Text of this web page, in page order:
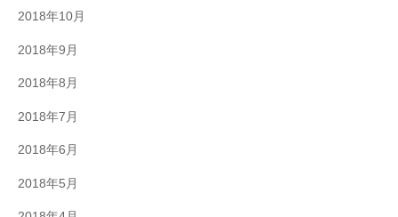
2018年10月
2018年9月
2018年8月
2018年7月
2018年6月
2018年5月